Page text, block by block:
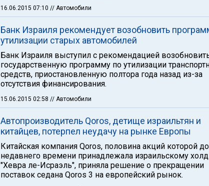
16.06.2015 07:10 // Автомобили
Банк Израиля рекомендует возобновить
утилизации старых автомобилей
Банк Израиля выступил с рекомендацией
государственную программу по утилизации
средств, приостановленную полтора года назад из-за
отсутствия финансирования.
15.06.2015 02:58 // Автомобили
Автопроизводитель Qoros, детище израильтян и
китайцев, потерпел неудачу на рынке Европы
Китайская компания Qoros, половина акций которой до
недавнего времени принадлежала израильскому
"Хевра ле-Исраэль", приняла решение о прекращении
поставок седана Qoros 3 на европейский рынок.